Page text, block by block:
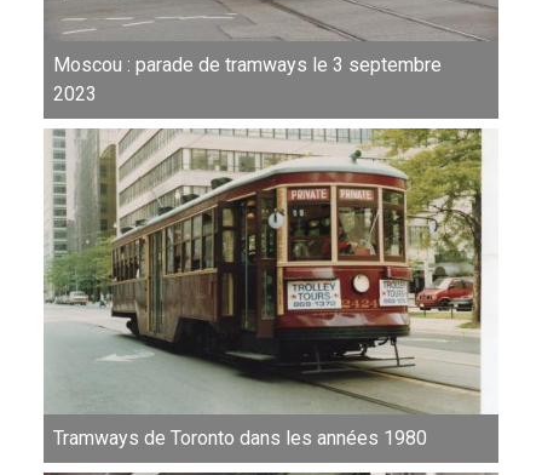
Moscou : parade de tramways le 3 septembre
2023
Tramways de Toronto dans les années 1980